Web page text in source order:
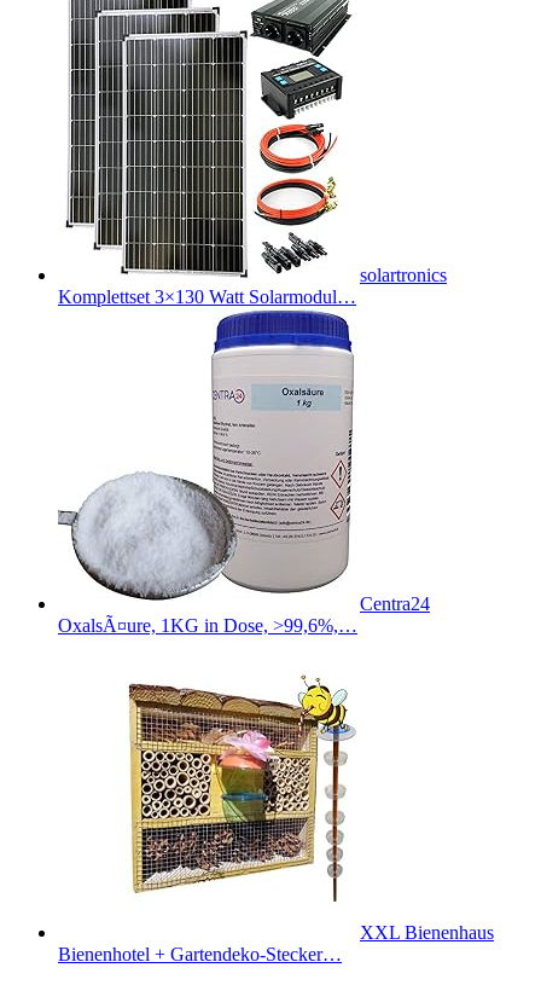
solartronics
Komplettset 3×130 Watt Solarmodul…
Centra24
OxalsÃ¤ure, 1KG in Dose, >99,6%,…
XXL Bienenhaus
Bienenhotel + Gartendeko-Stecker…